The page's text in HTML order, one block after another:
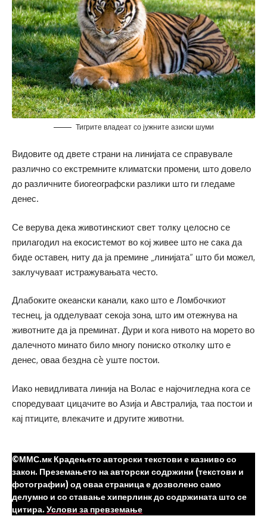
Тигрите владеат со јужните азиски шуми
Видовите од двете страни на линијата се справувале
различно со екстремните климатски промени, што довело
до различните биогеографски разлики што ги гледаме
денес.
Се верува дека животинскиот свет толку целосно се
прилагодил на екосистемот во кој живее што не сака да
биде оставен, ниту да ја премине „линијата“ што би можел,
заклучуваат истражувањата често.
Длабоките океански канали, како што е Ломбочкиот
теснец, ја одделуваат секоја зона, што им отежнува на
животните да ја преминат. Дури и кога нивото на морето во
далечното минато било многу пониско отколку што е
денес, оваа бездна сè уште постои.
Иако невидливата линија на Волас е најочигледна кога се
споредуваат цицачите во Азија и Австралија, таа постои и
кај птиците, влекачите и другите животни.
©ММС.мк Крадењето авторски текстови е казниво со
закон. Преземањето на авторски содржини (текстови и
фотографии) од оваа страница е дозволено само
делумно и со ставање хиперлинк до содржината што се
цитира. Услови за превземање